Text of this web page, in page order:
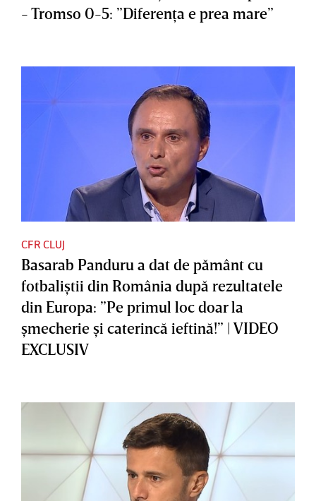
- Tromso 0-5: ”Diferenţa e prea mare”
CFR CLUJ
Basarab Panduru a dat de pământ cu
fotbaliştii din România după rezultatele
din Europa: ”Pe primul loc doar la
şmecherie şi caterincă ieftină!” | VIDEO
EXCLUSIV